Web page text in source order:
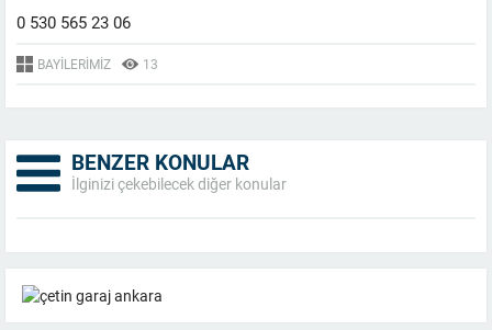
0 530 565 23 06
BAYILERIMIZ 13
BENZER KONULAR
İlginizi çekebilecek diğer konular